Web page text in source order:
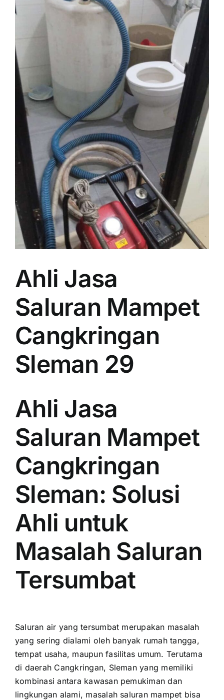
Ahli Jasa
Saluran Mampet
Cangkringan
Sleman 29
Ahli Jasa
Saluran Mampet
Cangkringan
Sleman: Solusi
Ahli untuk
Masalah Saluran
Tersumbat
Saluran air yang tersumbat merupakan masalah
yang sering dialami oleh banyak rumah tangga,
tempat usaha, maupun fasilitas umum. Terutama
di daerah Cangkringan, Sleman yang memiliki
kombinasi antara kawasan pemukiman dan
lingkungan alami, masalah saluran mampet bisa